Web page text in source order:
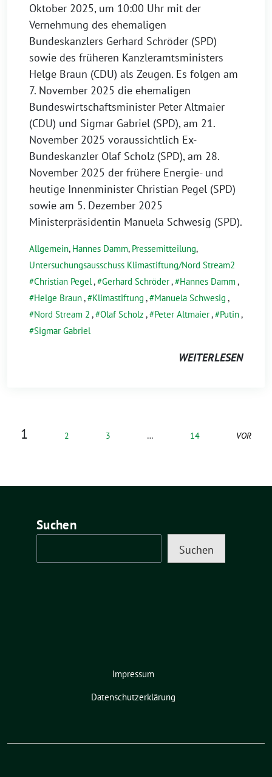
Oktober 2025, um 10:00 Uhr mit der
Vernehmung des ehemaligen
Bundeskanzlers Gerhard Schröder (SPD)
sowie des früheren Kanzleramtsministers
Helge Braun (CDU) als Zeugen. Es folgen am
7. November 2025 die ehemaligen
Bundeswirtschaftsminister Peter Altmaier
(CDU) und Sigmar Gabriel (SPD), am 21.
November 2025 voraussichtlich Ex-
Bundeskanzler Olaf Scholz (SPD), am 28.
November 2025 der frühere Energie- und
heutige Innenminister Christian Pegel (SPD)
sowie am 5. Dezember 2025
Ministerpräsidentin Manuela Schwesig (SPD).
Allgemein, Hannes Damm, Pressemitteilung,
Untersuchungsausschuss Klimastiftung/Nord Stream2
Christian Pegel, Gerhard Schröder, Hannes Damm,
Helge Braun, Klimastiftung , Manuela Schwesig ,
Nord Stream 2 , Olaf Scholz , Peter Altmaier, Putin,
Sigmar Gabriel
WEITERLESEN
1 2 3 … 14 VOR
Suchen
Suchen
Impressum
Datenschutzerklärung